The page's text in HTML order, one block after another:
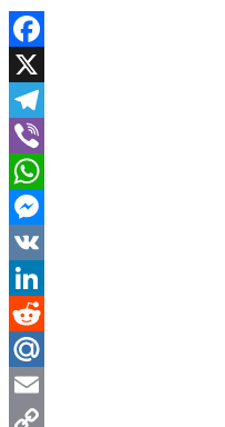
Facebook
X
Telegram
Viber
WhatsApp
Messenger
VK
LinkedIn
Reddit
Mail.Ru
Email